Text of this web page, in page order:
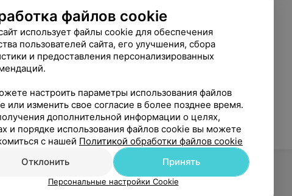
файлов cookie
использует файлы cookie для обеспечения
пользователей сайта, его улучшения, сбора
и предоставления персонализированных
настроить параметры использования файлов
или изменить свое согласие в более позднее время.
дополнительной информации о целях,
и порядке использования файлов cookie вы можете
с нашей Политикой обработки файлов cookie
Отклонить
Принять
Персональные настройки Cookie